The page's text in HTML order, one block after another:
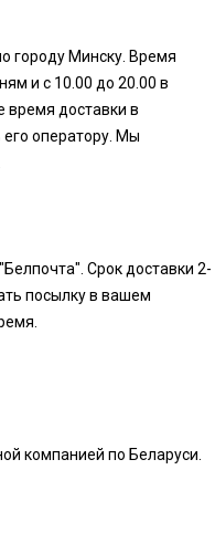
городу Минску. Время
и с 10.00 до 20.00 в
время доставки в
оператору. Мы
Срок доставки 2-
посылку в вашем
компанией по Беларуси.